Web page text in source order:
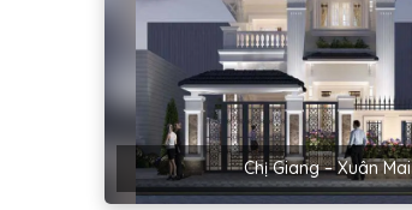
Chị Giang – Xuân Mai